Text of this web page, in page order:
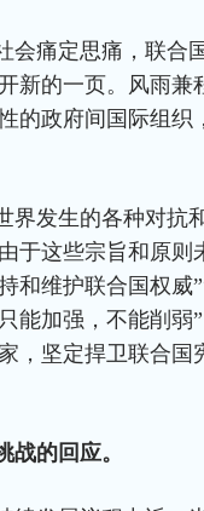
会痛定思痛，联合
新的一页。风雨兼
的政府间国际组织
界发生的各种对抗
于这些宗旨和原则
和维护联合国权威
能加强，不能削
，坚定捍卫联合国
的回应。